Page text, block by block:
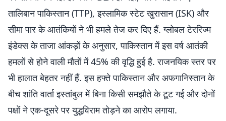
तालिबान पाकिस्तान (TTP), इस्लामिक स्टेट खुरासान (ISK) और
सीमा पार के आतंकियों ने भी हमले तेज कर दिए हैं. ग्लोबल टेररिज्म
इंडेक्स के ताजा आंकड़ों के अनुसार, पाकिस्तान में इस वर्ष आतंकी
हमलों से होने वाली मौतों में 45% की वृद्धि हुई है. राजनयिक स्तर पर
भी हालात बेहतर नहीं हैं. इस हफ्ते पाकिस्तान और अफगानिस्तान के
बीच शांति वार्ता इस्तांबुल में बिना किसी समझौते के टूट गई और दोनों
पक्षों ने एक-दूसरे पर युद्धविराम तोड़ने का आरोप लगाया.